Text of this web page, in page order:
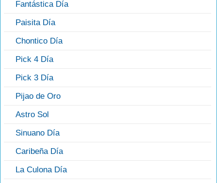
Fantástica Día
Paisita Día
Chontico Día
Pick 4 Día
Pick 3 Día
Pijao de Oro
Astro Sol
Sinuano Día
Caribeña Día
La Culona Día